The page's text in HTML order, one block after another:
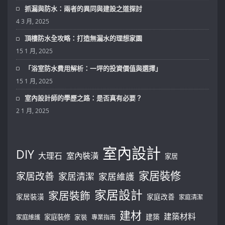
抓漏與防水：兩者的異同與建設之道探討
4 3 月, 2025
頂樓防水全攻略：打造無漏水的理想家園
15 1 月, 2025
「浴室防水費用解析：一坪的投資價值與選擇」
15 1 月, 2025
室內設計師的學歷之路：是否真有必要？
2 1 月, 2025
DIY 大理石 室內裝潢 室內設計 家居
家居改善 家居清潔 家居維護 家居裝修
家居裝潢 家居裝飾 家居設計 家庭改善 家庭清潔
家庭維護 家庭裝修 家裝 專業指南 建材 建築 建築材料